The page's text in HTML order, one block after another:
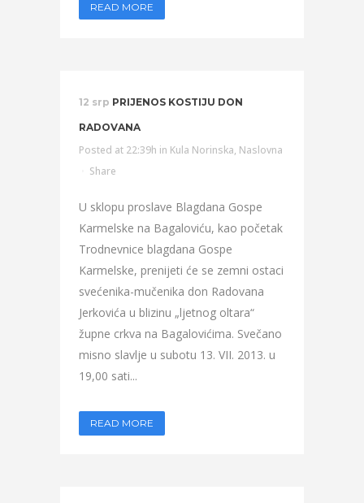
READ MORE
12 srp PRIJENOS KOSTIJU DON
RADOVANA
Posted at 22:39h in Kula Norinska, Naslovna
Share
U sklopu proslave Blagdana Gospe
Karmelske na Bagaloviću, kao početak
Trodnevnice blagdana Gospe
Karmelske, prenijeti će se zemni ostaci
svećenika-mučenika don Radovana
Jerkovića u blizinu „ljetnog oltara“
župne crkva na Bagalovićima. Svečano
misno slavlje u subotu 13. VII. 2013. u
19,00 sati...
READ MORE